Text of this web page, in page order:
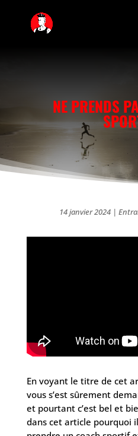
NE PRENDS
14 janvier 2024 |
En voyant le titre de cet
vous s’est sûrement
et pourtant c’est bel et
dans cet article pourquoi